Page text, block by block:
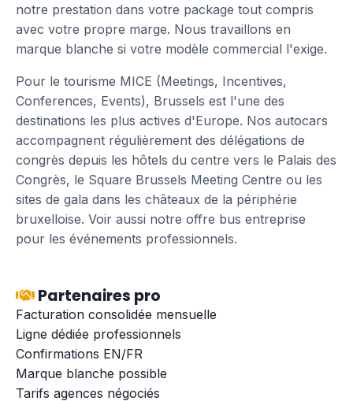
notre prestation dans votre package tout compris
avec votre propre marge. Nous travaillons en
marque blanche si votre modèle commercial l'exige.
Pour le tourisme MICE (Meetings, Incentives,
Conferences, Events), Brussels est l'une des
destinations les plus actives d'Europe. Nos autocars
accompagnent régulièrement des délégations de
congrès depuis les hôtels du centre vers le Palais des
Congrès, le Square Brussels Meeting Centre ou les
sites de gala dans les châteaux de la périphérie
bruxelloise. Voir aussi notre offre bus entreprise
pour les événements professionnels.
Partenaires pro
Facturation consolidée mensuelle
Ligne dédiée professionnels
Confirmations EN/FR
Marque blanche possible
Tarifs agences négociés